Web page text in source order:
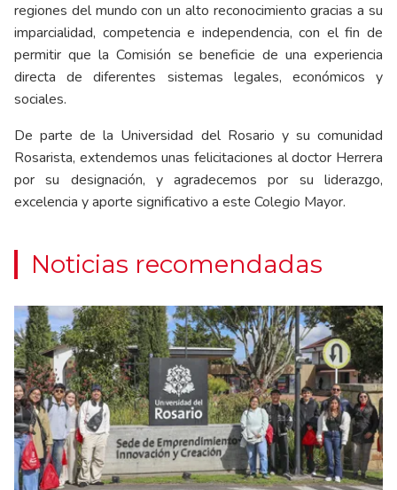
regiones del mundo con un alto reconocimiento gracias a su
imparcialidad, competencia e independencia, con el fin de
permitir que la Comisión se beneficie de una experiencia
directa de diferentes sistemas legales, económicos y
sociales.
De parte de la Universidad del Rosario y su comunidad
Rosarista, extendemos unas felicitaciones al doctor Herrera
por su designación, y agradecemos por su liderazgo,
excelencia y aporte significativo a este Colegio Mayor.
Noticias recomendadas